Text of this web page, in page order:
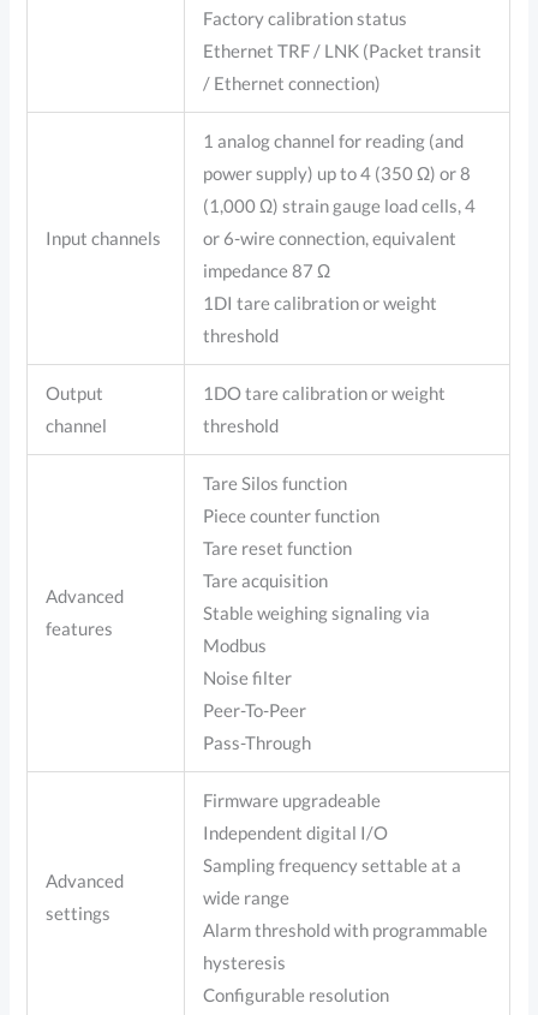
Factory calibration status
Ethernet TRF / LNK (Packet transit
/ Ethernet connection)
Input channels
1 analog channel for reading (and
power supply) up to 4 (350 Ω) or 8
(1,000 Ω) strain gauge load cells, 4
or 6-wire connection, equivalent
impedance 87 Ω
1DI tare calibration or weight
threshold
Output
channel
1DO tare calibration or weight
threshold
Advanced
features
Tare Silos function
Piece counter function
Tare reset function
Tare acquisition
Stable weighing signaling via
Modbus
Noise filter
Peer-To-Peer
Pass-Through
Advanced
settings
Firmware upgradeable
Independent digital I/O
Sampling frequency settable at a
wide range
Alarm threshold with programmable
hysteresis
Configurable resolution